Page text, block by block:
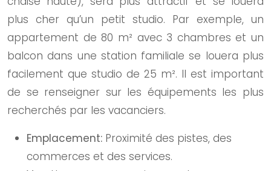
plus cher qu’un petit studio. Par exemple, un
appartement de 80 m² avec 3 chambres et un
balcon dans une station familiale se louera plus
facilement que studio de 25 m². Il est important
de se renseigner sur les équipements les plus
recherchés par les vacanciers.
Emplacement: Proximité des pistes, des
commerces et des services.